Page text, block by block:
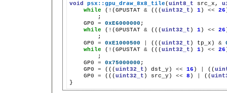
void psx::gpu_draw_8x8_tile(uint8_t src_x,
while
( ! (GPUSTAT & (((uint32_t ) 1) <<
26
GP0
= 0xE6000000 ;
while
( ! (GPUSTAT & (((uint32_t ) 1) <<
26
GP0
= 0xE1000500 (((uint32_t ) tp_x) &
while
( ! (GPUSTAT & (((uint32_t ) 1) <<
26
GP0
= 0x75000000 ;
GP0
= (((uint32_t ) dst_y) << 16 ) ((
GP0
= (((uint32_t ) src_y) << 8 ) ((